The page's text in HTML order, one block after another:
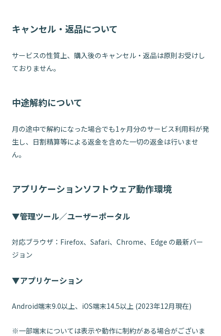
キャンセル・返品について
サービスの性質上、購入後のキャンセル・返品は原則お受けし
ておりません。
中途解約について
月の途中で解約になった場合でも1ヶ月分のサービス利用料が発
生し、日割精算等による返金を含めた一切の返金は行いませ
ん。
アプリケーションソフトウェア動作環境
▼管理ツール／ユーザーポータル
対応ブラウザ：Firefox、Safari、Chrome、Edge の最新バー
ジョン
▼アプリケーション
Android端末9.0以上、iOS端末14.5以上 (2023年12月現在)
※一部端末については表示や動作に制約がある場合がございま